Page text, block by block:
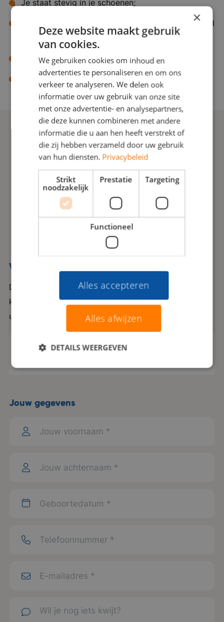
Je staat stevig in je schoenen;
Goede beheersing van de Nederlandse taal (woord
& geschrift);
32 – 36 uur per week beschikbaar;
Stressbestendig, flexibel en probleemoplossend.
Solliciteren met CV
Solliciteren zonder CV
Solliciteren via LinkedIn
Voeg jouw CV toe
Door jouw CV te uploaden kunnen we je optimaal
koppelen aan de leukste opdrachtgevers met
uitdagende vacatures.
Selecteer een bestand...*
Jouw gegevens
×
Deze website maakt gebruik
van cookies.
We gebruiken cookies om inhoud en
advertenties te personaliseren en om ons
verkeer te analyseren. We delen ook
informatie over uw gebruik van onze site
met onze advertentie- en analysepartners,
die deze kunnen combineren met andere
informatie die u aan hen heeft verstrekt of
die zij hebben verzameld door uw gebruik
van hun diensten. Privacybeleid
Strikt
noodzakelijk
Prestatie Targeting
Functioneel
Alles accepteren
Alles afwijzen
DETAILS WEERGEVEN